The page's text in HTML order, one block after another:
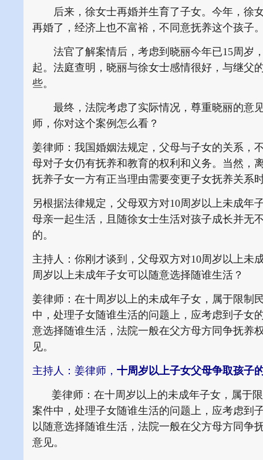
后来，徐女士再婚并生育了子女。今年，徐
再婚了，经济上也不富裕，不同意抚养这个孩子
法官了解案情后，考虑到晓丽今年已15周岁
起。法庭查明，晓丽与徐女士感情很好，与继父
些。
最终，法院考虑了实际情况，尊重晓丽的意
师，你对这个案例怎么看？
姜律师：我国婚姻法规定，父母与子女的关系，
母对子女仍有抚养和教育的权利和义务。当然，
抚养子女一方有正当理由需要变更子女抚养关系
另根据法律规定，父母双方对10周岁以上未成年
母亲一起生活，且随徐女士生活对孩子成长并无
的。
主持人：你刚才谈到，父母双方对10周岁以上未
周岁以上未成年子女可以随意选择随谁生活？
姜律师：在十周岁以上的未成年子女，属于限制
中，处理子女随谁生活的问题上，应考虑到子女
意选择随谁生活，法院一般在父方母方同争抚养
见。
主持人：姜律师， 十周岁以上子女父母争取孩子
姜律师：在十周岁以上的未成年子女，属于限
案件中，处理子女随谁生活的问题上，应考虑到
以随意选择随谁生活，法院一般在父方母方同争
意见。